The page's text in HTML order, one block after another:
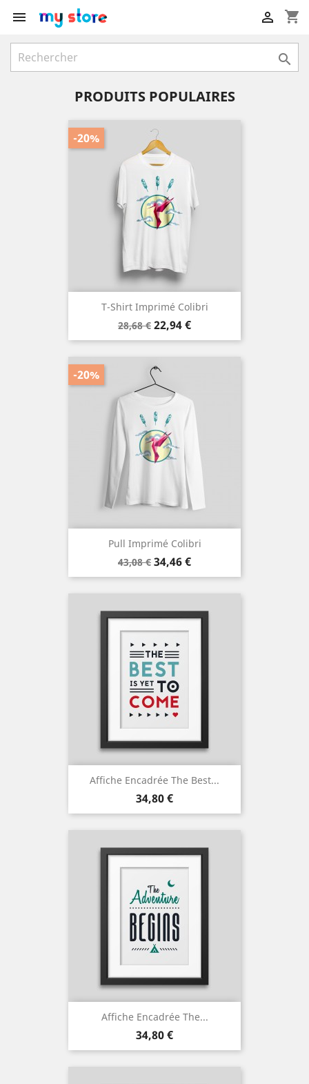
 shopping_cart


PRODUITS POPULAIRES
T-Shirt Imprimé Colibri
Prix
de
28,68 € Prix
22,94 €
-20%
Pull Imprimé Colibri
Prix
de
43,08 € Prix
34,46 €
-20%
Affiche Encadrée The Best...
Prix
34,80 €
Affiche Encadrée The...
Prix
34,80 €